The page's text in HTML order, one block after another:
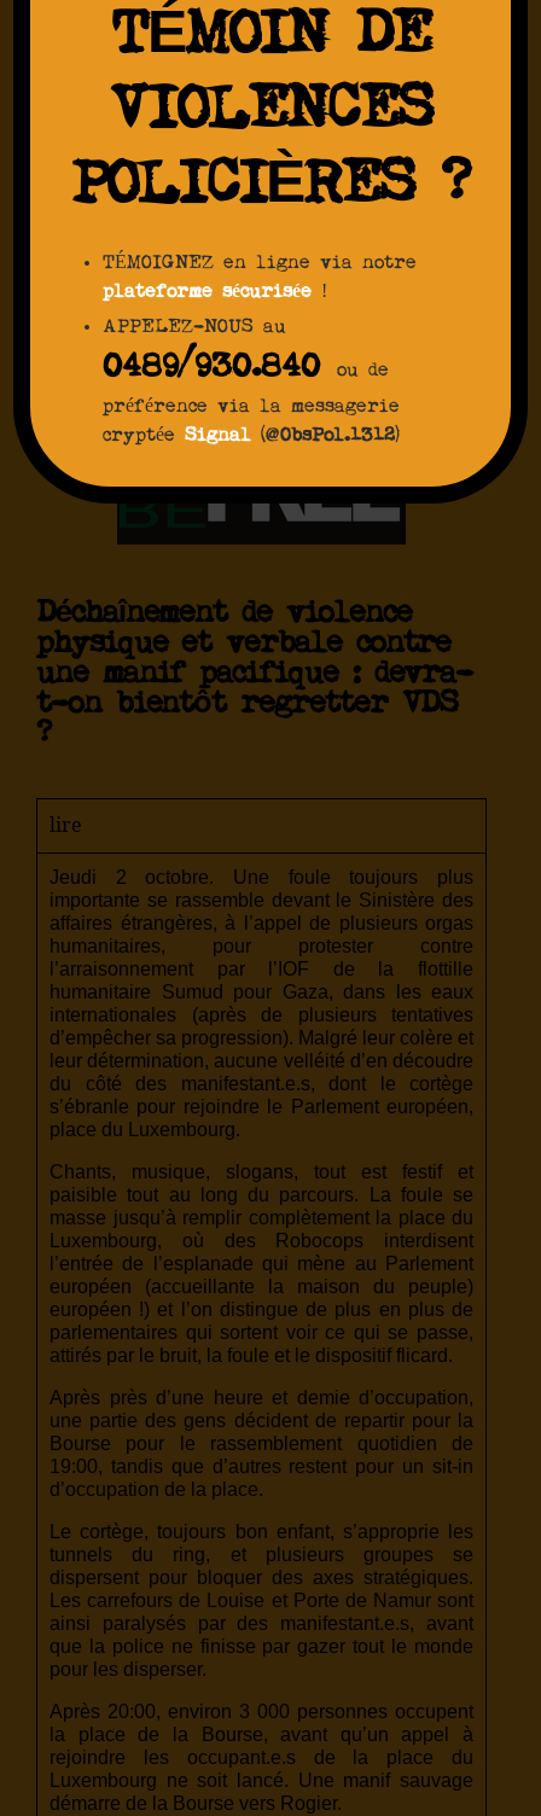
Déchaînement de violence
physique et verbale contre
une manif pacifique : devra-
t-on bientôt regretter VDS
?
lire
Jeudi 2 octobre. Une foule toujours plus
importante se rassemble devant le Sinistère des
affaires étrangères, à l’appel de plusieurs orgas
humanitaires, pour protester contre
l’arraisonnement par l’IOF de la flottille
humanitaire Sumud pour Gaza, dans les eaux
internationales (après de plusieurs tentatives
d’empêcher sa progression). Malgré leur colère et
leur détermination, aucune velléité d’en découdre
du côté des manifestant.e.s, dont le cortège
s’ébranle pour rejoindre le Parlement européen,
place du Luxembourg.
Chants, musique, slogans, tout est festif et
paisible tout au long du parcours. La foule se
masse jusqu’à remplir complètement la place du
Luxembourg, où des Robocops interdisent
l’entrée de l’esplanade qui mène au Parlement
européen (accueillante la maison du peuple)
européen !) et l’on distingue de plus en plus de
parlementaires qui sortent voir ce qui se passe,
attirés par le bruit, la foule et le dispositif flicard.
Après près d’une heure et demie d’occupation,
une partie des gens décident de repartir pour la
Bourse pour le rassemblement quotidien de
19:00, tandis que d’autres restent pour un sit-in
d’occupation de la place.
Le cortège, toujours bon enfant, s’approprie les
tunnels du ring, et plusieurs groupes se
dispersent pour bloquer des axes stratégiques.
Les carrefours de Louise et Porte de Namur sont
ainsi paralysés par des manifestant.e.s, avant
que la police ne finisse par gazer tout le monde
pour les disperser.
Après 20:00, environ 3 000 personnes occupent
la place de la Bourse, avant qu’un appel à
rejoindre les occupant.e.s de la place du
Luxembourg ne soit lancé. Une manif sauvage
démarre de la Bourse vers Rogier.
TÉMOIN DE
VIOLENCES
POLICIÈRES ?
TÉMOIGNEZ en ligne via notre
plateforme sécurisée !
APPELEZ-NOUS au
0489/930.840ou de
préférence via la messagerie
cryptéeSignal (@ObsPol.1312)